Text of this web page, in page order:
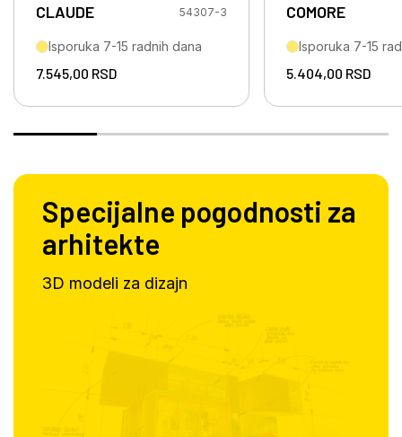
CLAUDE 54307-3
Isporuka 7-15 radnih dana
7.545,00 RSD
COMORE
Isporuka 7-15
5.404,00 RSD
Specijalne pogodnosti za
arhitekte
3D modeli za dizajn